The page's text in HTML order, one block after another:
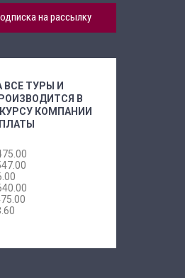
на рассылку
ВСЕ ТУРЫ И
В
КОМПАНИИ